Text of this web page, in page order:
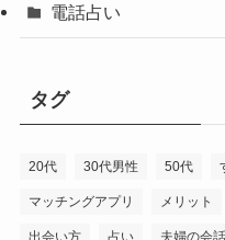
電話占い
タグ
20代 30代男性 50代
マッチングアプリ メリット